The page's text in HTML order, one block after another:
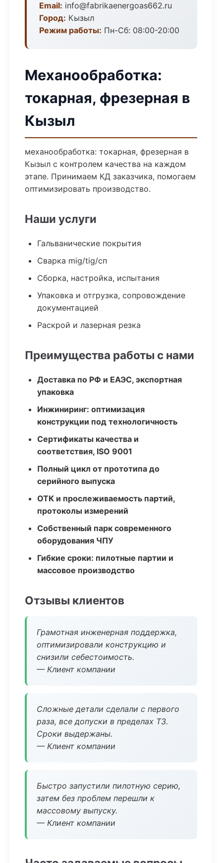
Email: info@fabrikaenergoas662.ru
Город: Кызыл
Режим работы: Пн-Сб: 08:00-20:00
Механообработка:
токарная, фрезерная в
Кызыл
механообработка: токарная, фрезерная в
Кызыл с контролем качества на каждом
этапе. Принимаем КД заказчика, помогаем
оптимизировать производство.
Наши услуги
Гальванические покрытия
Сварка mig/tig/сп
Сборка, настройка, испытания
Упаковка и отгрузка, сопровождение
документацией
Раскрой и лазерная резка
Преимущества работы с нами
Доставка по РФ и ЕАЭС, экспортная
упаковка
Инжиниринг: оптимизация
конструкции под технологичность
Сертификаты качества и
соответствия, ISO 9001
Полный цикл от прототипа до
серийного выпуска
ОТК и прослеживаемость партий,
протоколы измерений
Собственный парк современного
оборудования ЧПУ
Гибкие сроки: пилотные партии и
массовое производство
Отзывы клиентов
Грамотная инженерная поддержка,
оптимизировали конструкцию и
снизили себестоимость.
— Клиент компании
Сложные детали сделали с первого
раза, все допуски в пределах ТЗ.
Сроки выдержаны.
— Клиент компании
Быстро запустили пилотную серию,
затем без проблем перешли к
массовому выпуску.
— Клиент компании